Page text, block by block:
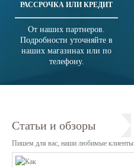
РАССРОЧКА ИЛИ КРЕДИТ
От наших партнеров.
Подробности уточняйте в
наших магазинах или по
телефону.
Статьи и обзоры
Пишем для вас, наши любимые клиенты